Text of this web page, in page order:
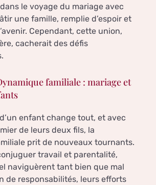
le voyage du mariage avec
une famille, remplie d’espoir et
Cependant, cette union,
cacherait des défis
familiale : mariage et
enfant change tout, et avec
de leurs deux fils, la
prit de nouveaux tournants.
travail et parentalité,
naviguèrent tant bien que mal
de responsabilités, leurs efforts